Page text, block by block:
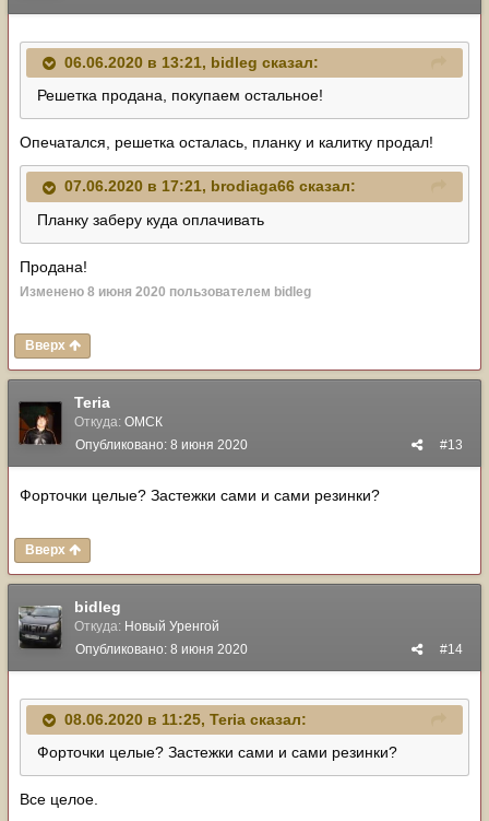
06.06.2020 в 13:21, bidleg сказал:
Решетка продана, покупаем остальное!
Опечатался, решетка осталась, планку и калитку продал!
07.06.2020 в 17:21, brodiaga66 сказал:
Планку заберу куда оплачивать
Продана!
Изменено 8 июня 2020 пользователем bidleg
Вверх
Teria
Откуда: ОМСК
#13
Опубликовано: 8 июня 2020
Форточки целые? Застежки сами и сами резинки?
Вверх
bidleg
Откуда: Новый Уренгой
#14
Опубликовано: 8 июня 2020
08.06.2020 в 11:25, Teria сказал:
Форточки целые? Застежки сами и сами резинки?
Все целое.